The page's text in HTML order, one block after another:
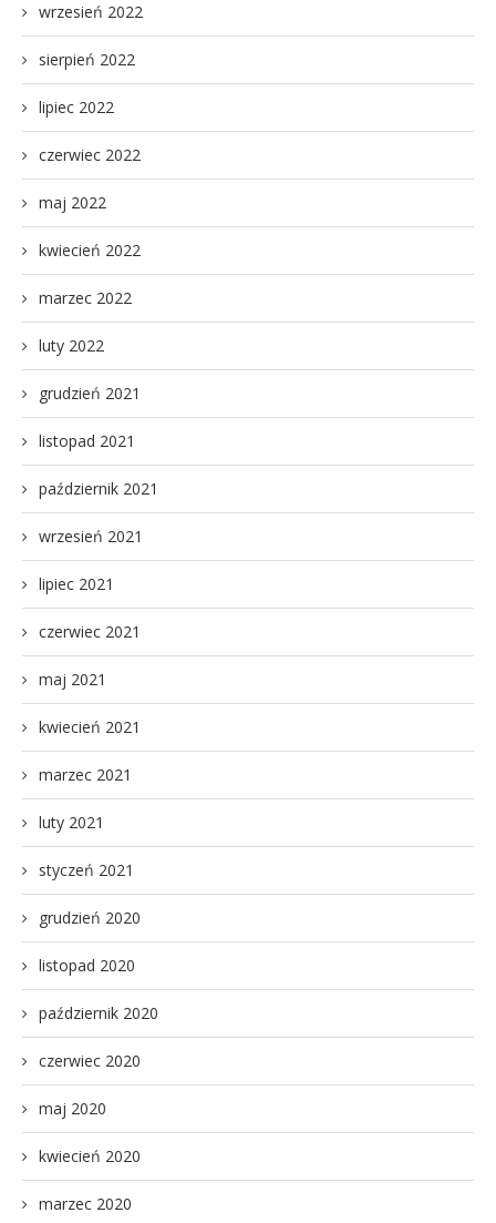
wrzesień 2022
sierpień 2022
lipiec 2022
czerwiec 2022
maj 2022
kwiecień 2022
marzec 2022
luty 2022
grudzień 2021
listopad 2021
październik 2021
wrzesień 2021
lipiec 2021
czerwiec 2021
maj 2021
kwiecień 2021
marzec 2021
luty 2021
styczeń 2021
grudzień 2020
listopad 2020
październik 2020
czerwiec 2020
maj 2020
kwiecień 2020
marzec 2020